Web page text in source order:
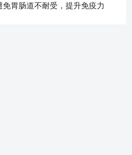
胃肠道不耐受，提升免疫力